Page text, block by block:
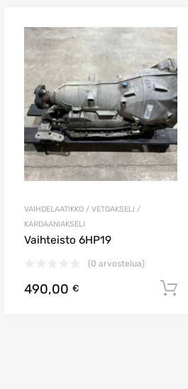
toivelistaan
VAIHDELAATIKKO / VETOAKSELI /
KARDAANIAKSELI
Vaihteisto 6HP19
(0 arvostelua)
490,00 €